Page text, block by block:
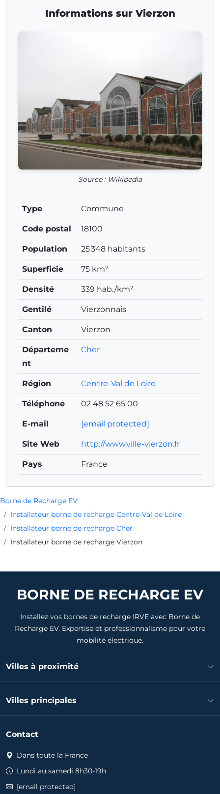
Borne de Recharge EV
Installateur borne de recharge Centre-Val de Loire
Installateur borne de recharge Cher
Installateur borne de recharge Vierzon
Informations sur Vierzon
Source : Wikipedia
Type Commune
Code postal 18100
Population 25 348 habitants
Superficie 75 km²
Densité 339 hab./km²
Gentilé Vierzonnais
Canton Vierzon
Départeme
nt
Cher
Région Centre-Val de Loire
Téléphone 02 48 52 65 00
E-mail [email protected]
Site Web http://www.ville-vierzon.fr
Pays France
BORNE DE RECHARGE EV
Installez vos bornes de recharge IRVE avec Borne de
Recharge EV. Expertise et professionnalisme pour votre
mobilité électrique.
Villes à proximité
Installateur borne de recharge Romorantin-Lanthenay
Installateur borne de recharge Bourges
Installateur borne de recharge Déols
Installateur borne de recharge Châteauroux
Installateur borne de recharge La Ferté-Saint-Aubin
Villes principales
Installateur borne de recharge Saint-Doulchard
Contact
Dans toute la France
Lundi au samedi 8h30-19h
[email protected]